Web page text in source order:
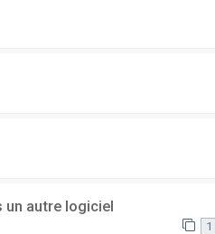
autre logiciel
1